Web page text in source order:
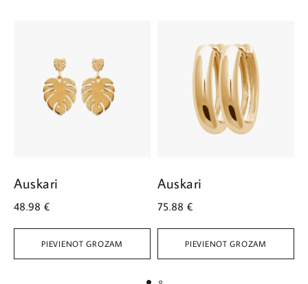
PIEVIENOT GROZAM
Auskari
48.98 €
PIEVIENOT GROZAM
Auskari
75.88 €